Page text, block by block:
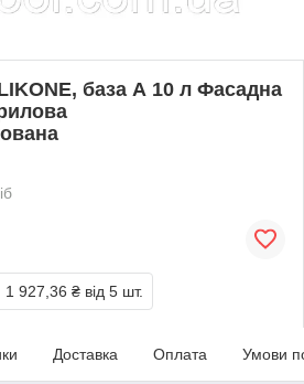
база А 10 л Фасадна
1 927,36 ₴ від 5 шт.
Доставка Оплата Умови